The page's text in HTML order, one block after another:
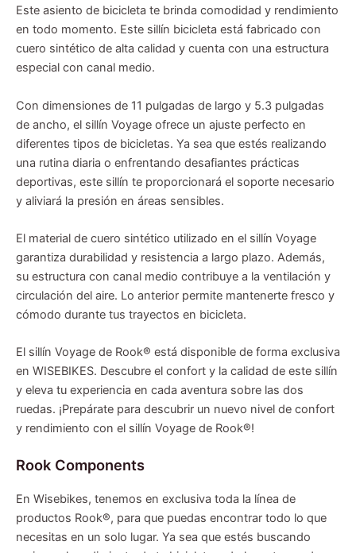
Este asiento de bicicleta te brinda comodidad y rendimiento
en todo momento. Este sillín bicicleta está fabricado con
cuero sintético de alta calidad y cuenta con una estructura
especial con canal medio.
Con dimensiones de 11 pulgadas de largo y 5.3 pulgadas
de ancho, el sillín Voyage ofrece un ajuste perfecto en
diferentes tipos de bicicletas. Ya sea que estés realizando
una rutina diaria o enfrentando desafiantes prácticas
deportivas, este sillín te proporcionará el soporte necesario
y aliviará la presión en áreas sensibles.
El material de cuero sintético utilizado en el sillín Voyage
garantiza durabilidad y resistencia a largo plazo. Además,
su estructura con canal medio contribuye a la ventilación y
circulación del aire. Lo anterior permite mantenerte fresco y
cómodo durante tus trayectos en bicicleta.
El sillín Voyage de Rook® está disponible de forma exclusiva
en WISEBIKES. Descubre el confort y la calidad de este sillín
y eleva tu experiencia en cada aventura sobre las dos
ruedas. ¡Prepárate para descubrir un nuevo nivel de confort
y rendimiento con el sillín Voyage de Rook®!
Rook Components
En Wisebikes, tenemos en exclusiva toda la línea de
productos Rook®, para que puedas encontrar todo lo que
necesitas en un solo lugar. Ya sea que estés buscando